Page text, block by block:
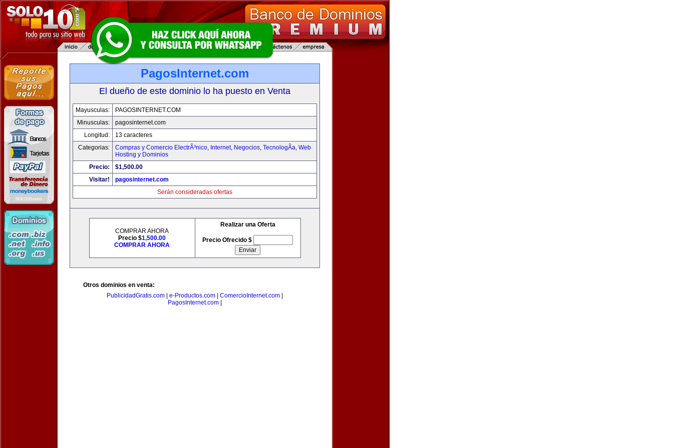
PagosInternet.com
El dueño de este dominio lo ha puesto en Venta
Mayusculas:
PAGOSINTERNET.COM
Minusculas:
pagosinternet.com
Longitud:
13 caracteres
Categorias:
Compras y Comercio ElectrÃ³nico, Internet, Negocios, TecnologÃ­a, Web
Hosting y Dominios
Precio:
$1,500.00
Visitar!
pagosinternet.com
Serán consideradas ofertas
COMPRAR AHORA
Precio $1,500.00
COMPRAR AHORA
Realizar una Oferta
Precio Ofrecido $
Otros dominios en venta:
PublicidadGratis.com
e-Productos.com ComercioInternet.com
PagosInternet.com